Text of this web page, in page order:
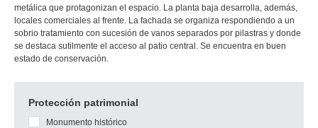
metálica que protagonizan el espacio. La planta baja desarrolla, además,
locales comerciales al frente. La fachada se organiza respondiendo a un
sobrio tratamiento con sucesión de vanos separados por pilastras y donde
se destaca sutilmente el acceso al patio central. Se encuentra en buen
estado de conservación.
Protección patrimonial
Monumento histórico